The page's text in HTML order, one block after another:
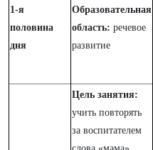
1-я
половина
дня
Образовательная
область: речевое
развитие
Цель занятия:
учить повторять
за воспитателем